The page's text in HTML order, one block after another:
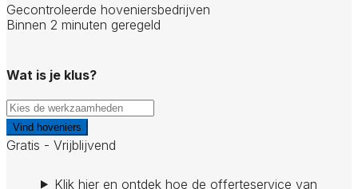
Gecontroleerde hoveniersbedrijven
Binnen 2 minuten geregeld
Wat is je klus?
Vind hoveniers
Gratis - Vrijblijvend
Klik hier en ontdek hoe de offerteservice van